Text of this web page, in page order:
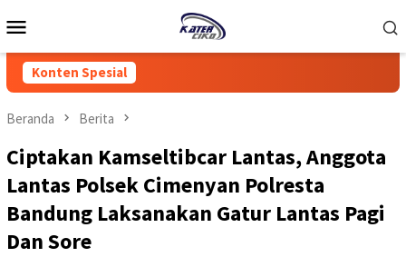
ke
Mobile
Konten Spesial
Beranda Berita
Ciptakan Kamseltibcar Lantas, Anggota
Lantas Polsek Cimenyan Polresta
Bandung Laksanakan Gatur Lantas Pagi
Dan Sore